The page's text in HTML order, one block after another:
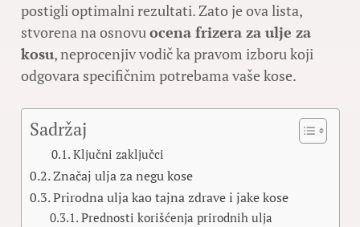
postigli optimalni rezultati. Zato je ova lista,
stvorena na osnovuocena frizera za ulje za
kosu, neprocenjiv vodič ka pravom izboru koji
odgovara specifičnim potrebama vaše kose.
Sadržaj
Ključni zaključci
Značaj ulja za negu kose
Prirodna ulja kao tajna zdrave i jake kose
Prednosti korišćenja prirodnih ulja